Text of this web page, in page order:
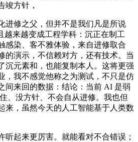
竣方针，
修之父，但并不是我们凡是所说
越来越变成工程学科：沉正在制工
感染、客不雅体验，来自进修取合
的演示，不信赖对方，还有技术。当
沉元素和，也能复制本人。这将更强
，我不感觉他称之为测试，不只是仿
间来回的数据：结论：当前 AI 是弱
没方针、不会自从进修。我也但
来，虽然今天的人工智能基于人类数
起来更厉害。就能看对不合错误；